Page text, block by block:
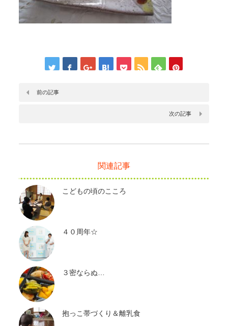
前の記事
次の記事
関連記事
こどもの頃のこころ
４０周年☆
３密ならぬ…
抱っこ帯づくり＆離乳食